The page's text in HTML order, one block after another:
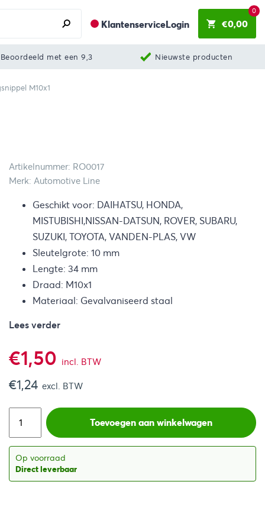
KlantenserviceLogin €0,00
0
Beoordeeld met een 9,3 Nieuwste producten
M10x1
Artikelnummer: RO0017
Merk: Automotive Line
Geschikt voor: DAIHATSU, HONDA,
MISTUBISHI,NISSAN-DATSUN, ROVER, SUBARU,
SUZUKI, TOYOTA, VANDEN-PLAS, VW
Sleutelgrote: 10 mm
Lengte: 34 mm
Draad: M10x1
Materiaal: Gevalvaniseerd staal
Lees verder
€1,50 incl. BTW
€1,24 excl. BTW
Toevoegen aan winkelwagen
Op voorraad
Direct leverbaar